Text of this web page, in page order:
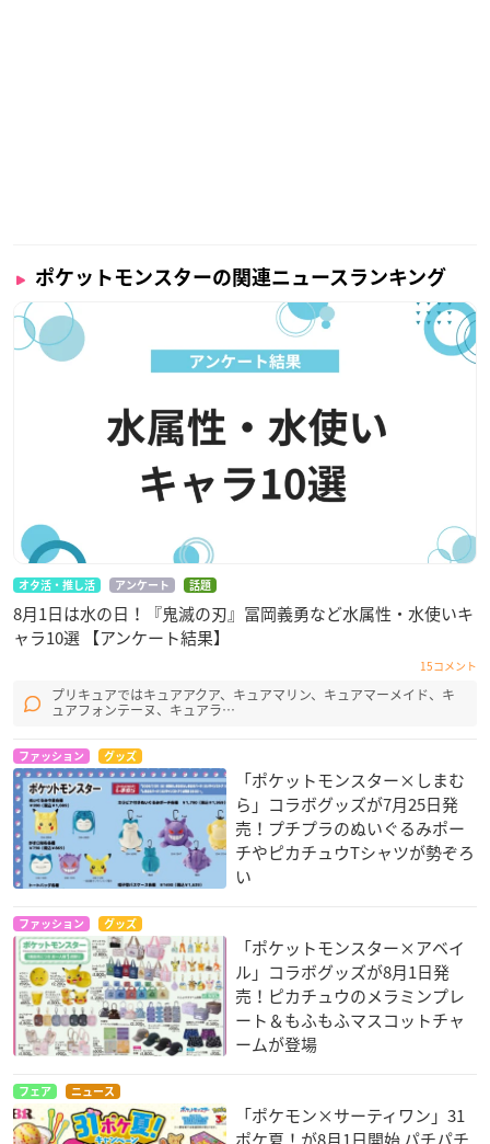
ポケットモンスターの関連ニュースランキング
オタ活・推し活 アンケート 話題
8月1日は水の日！『鬼滅の刃』冨岡義勇など水属性・水使いキ
ャラ10選 【アンケート結果】
15コメント
プリキュアではキュアアクア、キュアマリン、キュアマーメイド、キ
ュアフォンテーヌ、キュアラ…
ファッション グッズ
「ポケットモンスター×しまむ
ら」コラボグッズが7月25日発
売！プチプラのぬいぐるみポー
チやピカチュウTシャツが勢ぞろ
い
ファッション グッズ
「ポケットモンスター×アベイ
ル」コラボグッズが8月1日発
売！ピカチュウのメラミンプレ
ート＆もふもふマスコットチャ
ームが登場
フェア ニュース
「ポケモン×サーティワン」31